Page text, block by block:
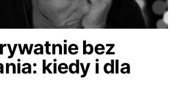
bez
kiedy i dla